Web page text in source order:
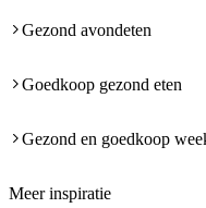
Gezond avondeten
Goedkoop gezond eten
Gezond en goedkoop
Meer inspiratie